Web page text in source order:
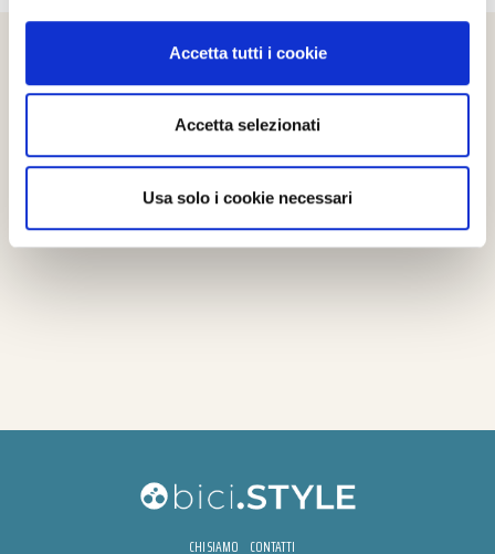
Accetta tutti i cookie
Accetta selezionati
Usa solo i cookie necessari
CHI SIAMO CONTATTI